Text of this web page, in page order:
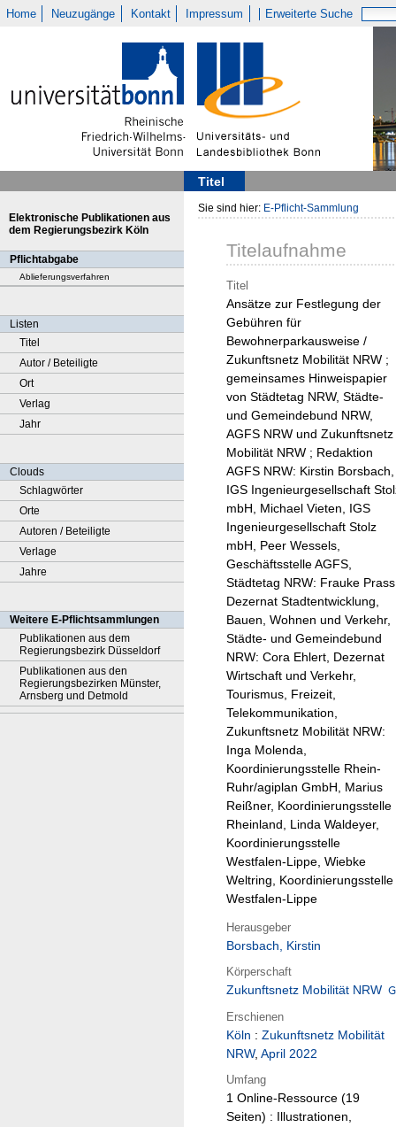
Home Neuzugänge Kontakt Impressum Erweiterte Suche
Titel
Elektronische Publikationen aus
dem Regierungsbezirk Köln
Pflichtabgabe
Ablieferungsverfahren
Listen
Titel
Autor / Beteiligte
Ort
Verlag
Jahr
Clouds
Schlagwörter
Orte
Autoren / Beteiligte
Verlage
Jahre
Weitere E-Pflichtsammlungen
Publikationen aus dem
Regierungsbezirk Düsseldorf
Publikationen aus den
Regierungsbezirken Münster,
Arnsberg und Detmold
Sie sind hier: E-Pflicht-Sammlung
Titelaufnahme
Titel
Ansätze zur Festlegung der
Gebühren für
Bewohnerparkausweise /
Zukunftsnetz Mobilität NRW ;
gemeinsames Hinweispapier
von Städtetag NRW, Städte-
und Gemeindebund NRW,
AGFS NRW und Zukunftsnetz
Mobilität NRW ; Redaktion
AGFS NRW: Kirstin Borsbach,
IGS Ingenieurgesellschaft
mbH, Michael Vieten, IGS
Ingenieurgesellschaft Stolz
mbH, Peer Wessels,
Geschäftsstelle AGFS,
Städtetag NRW: Frauke
Dezernat Stadtentwicklung,
Bauen, Wohnen und Verkehr,
Städte- und Gemeindebund
NRW: Cora Ehlert, Dezernat
Wirtschaft und Verkehr,
Tourismus, Freizeit,
Telekommunikation,
Zukunftsnetz Mobilität NRW:
Inga Molenda,
Koordinierungsstelle Rhein-
Ruhr/agiplan GmbH, Marius
Reißner, Koordinierungsstelle
Rheinland, Linda Waldeyer,
Koordinierungsstelle
Westfalen-Lippe, Wiebke
Weltring, Koordinierungsstelle
Westfalen-Lippe
Herausgeber
Borsbach, Kirstin
Körperschaft
Zukunftsnetz Mobilität NRW
Erschienen
Köln : Zukunftsnetz Mobilität
NRW, April 2022
Umfang
1 Online-Ressource (19
Seiten) : Illustrationen,